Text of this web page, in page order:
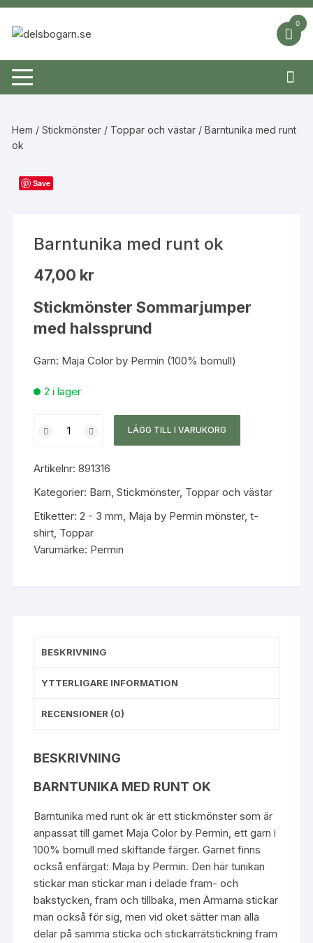
Hoppa
innehåll
0
Hem /Stickmönster / Toppar och västar / Barntunika med runt
ok
Save
Barntunika med runt ok
47,00 kr
Stickmönster Sommarjumper
med halssprund
Garn: Maja Color by Permin (100% bomull)
2 i lager
med
ok
mängd
LÄGG TILL I VARUKORG
Artikelnr:891316
Kategorier: Barn,Stickmönster, Toppar och västar
Etiketter:2 - 3 mm, Maja by Permin mönster,t-
shirt, Toppar
Varumärke: Permin
BESKRIVNING
YTTERLIGARE INFORMATION
RECENSIONER (0)
BESKRIVNING
BARNTUNIKA MED RUNT OK
Barntunika med runt ok är ett stickmönster som är
anpassat till garnet Maja Color by Permin, ett garn i
100% bomull med skiftande färger. Garnet finns
också enfärgat: Maja by Permin. Den här tunikan
stickar man stickar man i delade fram- och
bakstycken, fram och tillbaka, men Ärmarna stickar
man också för sig, men vid oket sätter man alla
delar på samma sticka och stickarrätstickning fram